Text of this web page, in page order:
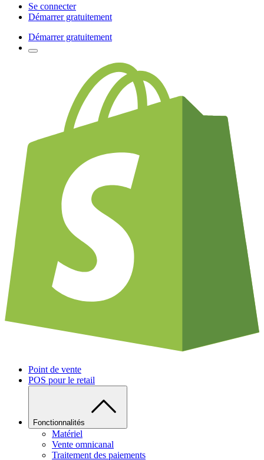
Se connecter
Démarrer gratuitement
Démarrer gratuitement
Point de vente
POS pour le retail
Fonctionnalités
Matériel
Vente omnicanal
Traitement des paiements